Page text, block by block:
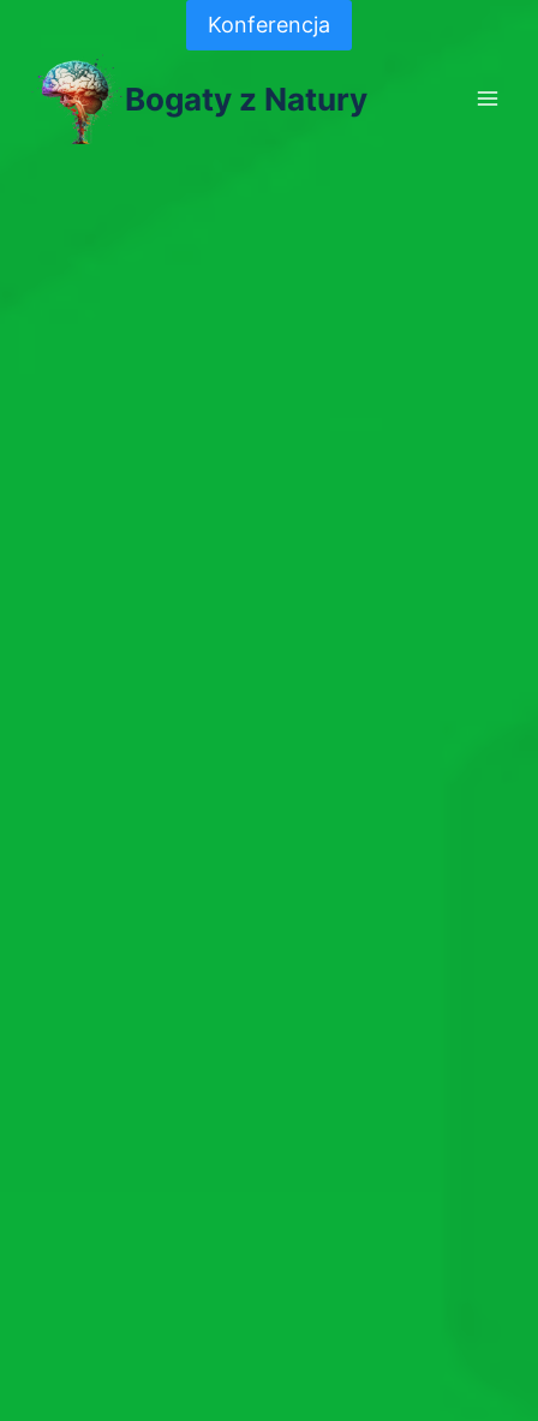
content
Konferencja
Bogaty z Natury